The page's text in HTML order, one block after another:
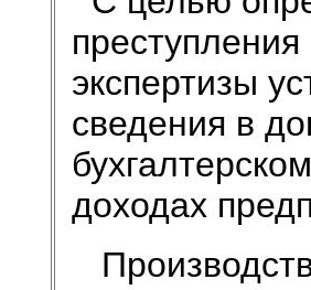
экспертизы
сведения в
доходах